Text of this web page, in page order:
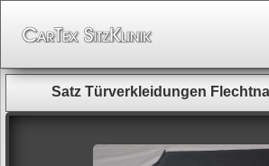
Satz Türverkleidungen